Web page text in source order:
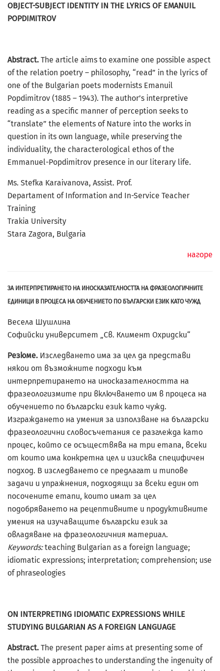
OBJECT-SUBJECT IDENTITY IN THE LYRICS OF EMANUIL
POPDIMITROV
Abstract. The article aims to examine one possible aspect
of the relation poetry – philosophy, “read” in the lyrics of
one of the Bulgarian poets modernists Emanuil
Popdimitrov (1885 – 1943). The author’s interpretive
reading as a speciﬁc manner of perception seeks to
“translate” the elements of Nature into the works in
question in its own language, while preserving the
individuality, the characterological ethos of the
Emmanuel-Popdimitrov presence in our literary life.
Ms. Stefka Karaivanova, Assist. Prof.
Departament of Information and In-Service Teacher
Training
Trakia University
Stara Zagora, Bulgaria
нагоре
ЗА ИНТЕРПРЕТИРАНЕТО НА ИНОСКАЗАТЕЛНОСТТА НА ФРАЗЕОЛОГИЧНИТЕ
ЕДИНИЦИ В ПРОЦЕСА НА ОБУЧЕНИЕТО ПО БЪЛГАРСКИ ЕЗИК КАТО ЧУЖД
Весела Шушлина
Софийски университет „Св. Климент Охридски“
Резюме. Изследването има за цел да представи
някои от възможните подходи към
интерпретирането на иносказателността на
фразеологизмите при включването им в процеса на
обучението по български език като чужд.
Изграждането на умения за използване на български
фразеологични словосъчетания се разглежда като
процес, който се осъществява на три етапа, всеки
от които има конкретна цел и изисква специфичен
подход. В изследването се предлагат и типове
задачи и упражнения, подходящи за всеки един от
посочените етапи, които имат за цел
подобряването на рецептивните и продуктивните
умения на изучаващите български език за
овладяване на фразеологичния материал.
Keywords:teaching Bulgarian as a foreign language;
idiomatic expressions; interpretation; comprehension; use
of phraseologies
ON INTERPRETING IDIOMATIC EXPRESSIONS WHILE
STUDYING BULGARIAN AS A FOREIGN LANGUAGE
Abstract. The present paper aims at presenting some of
the possible approaches to understanding the ingenuity of